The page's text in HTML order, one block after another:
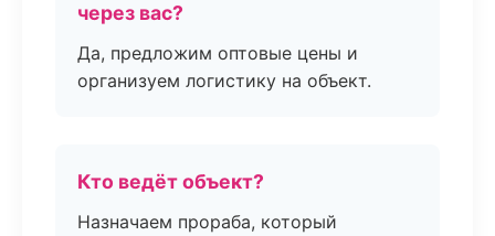
через вас?
Да, предложим оптовые цены и
организуем логистику на объект.
Кто ведёт объект?
Назначаем прораба, который